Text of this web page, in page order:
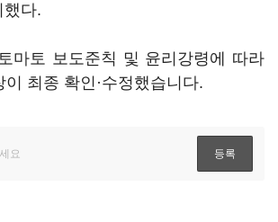
했다.
마토 보도준칙 및 윤리강령에 따라
최종 확인·수정했습니다.